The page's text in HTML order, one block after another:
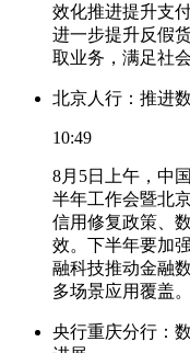
效化推进提升支
进一步提升反假
取业务，满足社
北京人行：推进
10:49
8月5日上午，中
半年工作会暨北
信用修复政策、
效。下半年要加
融科技推动金融
多场景应用覆盖。
央行重庆分行：